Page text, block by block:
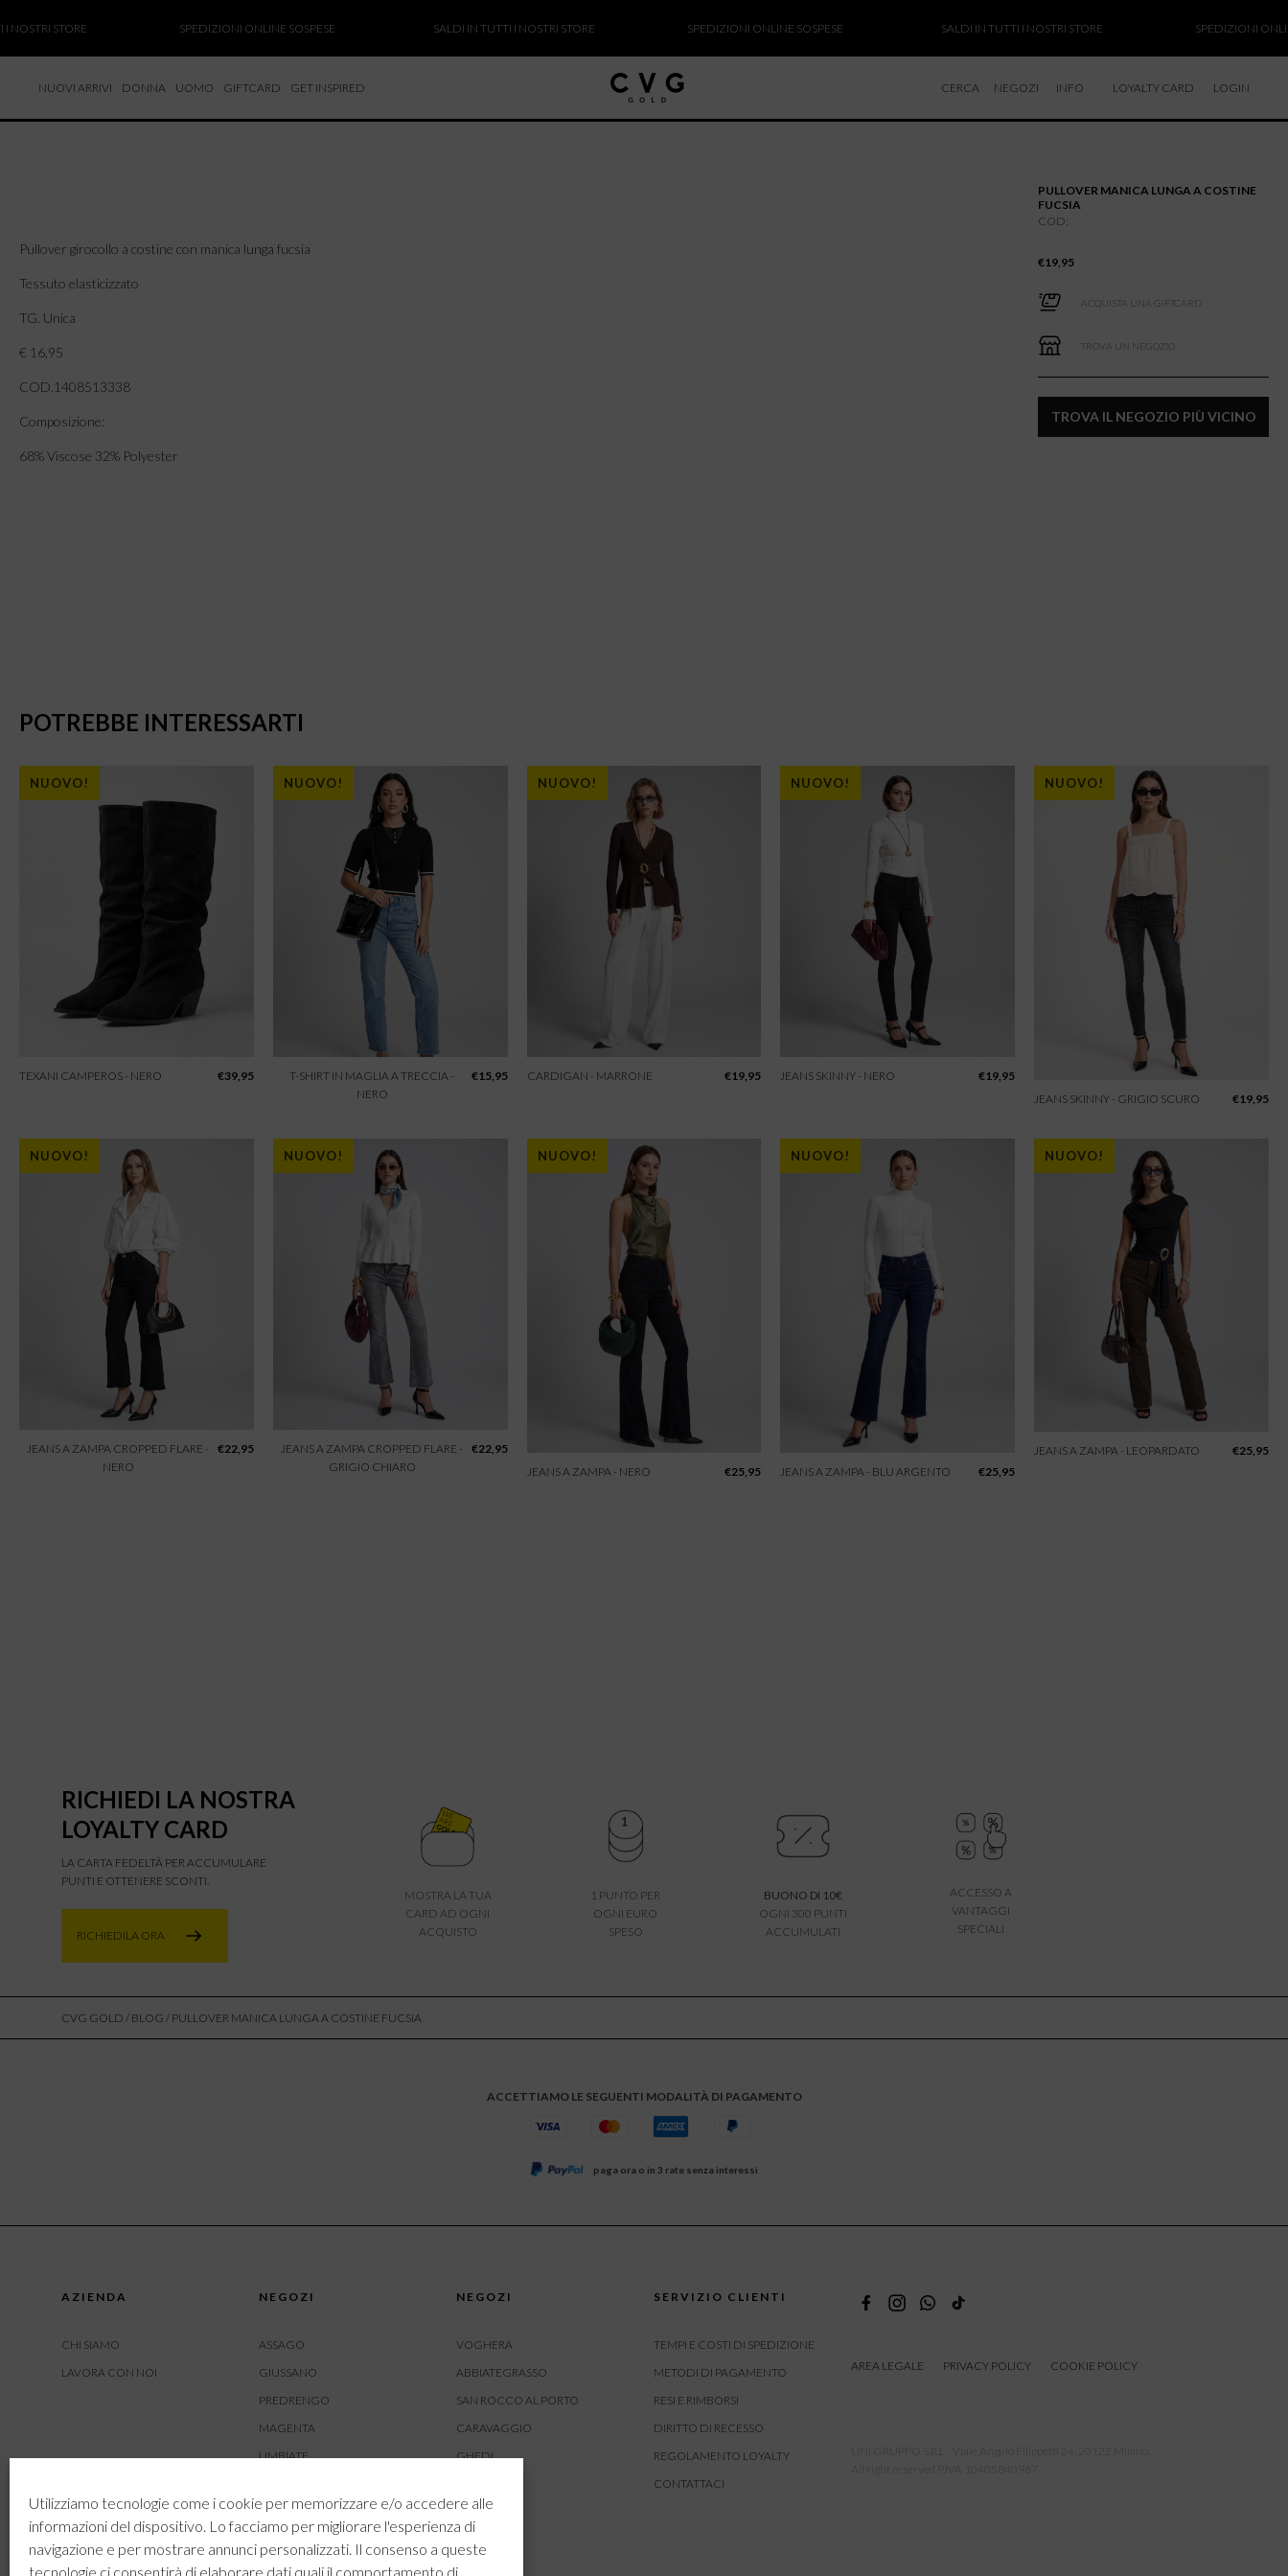
Utilizziamo tecnologie come i cookie per memorizzare e/o accedere alle
informazioni del dispositivo. Lo facciamo per migliorare l'esperienza di
navigazione e per mostrare annunci personalizzati. Il consenso a queste
tecnologie ci consentirà di elaborare dati quali il comportamento di
STORE SPEDIZIONI ONLINE SOSPESE SALDI IN TUTTI I NOSTRI STORE SPEDIZIONI ONLINE SOSPESE SALDI IN TUTTI I NOSTRI STORE SPEDIZIONI ONLINE
NUOVI ARRIVI DONNA UOMO GIFTCARD GET INSPIRED CERCA NEGOZI INFO
RESI E RIMBORSI
LOYALTY CARD LOGIN
ARRIVI
Pullover girocollo a costine con manica lunga fucsia
Tessuto elasticizzato
TG. Unica
€ 16,95
COD.1408513338
Composizione:
68% Viscose 32% Polyester
PULLOVER MANICA LUNGA A COSTINE
FUCSIA
COD:
€19,95
ACQUISTA UNA GIFTCARD
TROVA UN NEGOZIO
TROVA IL NEGOZIO PIÙ VICINO
POTREBBE INTERESSARTI
NUOVO!
TEXANI CAMPEROS - NERO €39,95
NUOVO!
T-SHIRT IN MAGLIA A TRECCIA -
NERO
€15,95
NUOVO!
CARDIGAN - MARRONE €19,95
NUOVO!
JEANS SKINNY - NERO €19,95
NUOVO!
JEANS SKINNY - GRIGIO SCURO €19,95
NUOVO!
JEANS A ZAMPA CROPPED FLARE -
NERO
€22,95
NUOVO!
JEANS A ZAMPA CROPPED FLARE -
GRIGIO CHIARO
€22,95
NUOVO!
JEANS A ZAMPA - NERO €25,95
NUOVO!
JEANS A ZAMPA - BLU ARGENTO €25,95
NUOVO!
JEANS A ZAMPA - LEOPARDATO €25,95
RICHIEDI LA NOSTRA
LOYALTY CARD
LA CARTA FEDELTÀ PER ACCUMULARE
PUNTI E OTTENERE SCONTI.
RICHIEDILA ORA
MOSTRA LA TUA
CARD AD OGNI
ACQUISTO
1 PUNTO PER
OGNI EURO
SPESO
BUONO DI 10€
OGNI 300 PUNTI
ACCUMULATI
ACCESSO A
VANTAGGI
SPECIALI
CVG GOLD / BLOG / PULLOVER MANICA LUNGA A COSTINE FUCSIA
ACCETTIAMO LE SEGUENTI MODALITÀ DI PAGAMENTO
paga ora o in 3 rate senza interessi
AZIENDA
CHI SIAMO
LAVORA CON NOI
NEGOZI
ASSAGO
GIUSSANO
PREDRENGO
MAGENTA
LIMBIATE
BUSNAGO
NEGOZI
VOGHERA
ABBIATEGRASSO
SAN ROCCO AL PORTO
CARAVAGGIO
GHEDI
CREMONA
SERVIZIO CLIENTI
TEMPI E COSTI DI SPEDIZIONE
METODI DI PAGAMENTO
RESI E RIMBORSI
DIRITTO DI RECESSO
REGOLAMENTO LOYALTY
CONTATTACI
AREA LEGALE PRIVACY POLICY COOKIE POLICY